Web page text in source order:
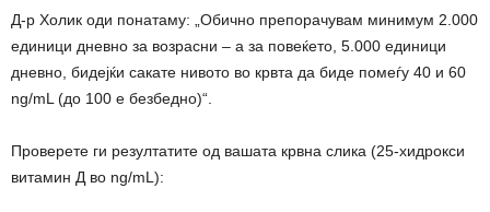
Д-р Холик оди понатаму: „Обично препорачувам минимум 2.000
единици дневно за возрасни – а за повеќето, 5.000 единици
дневно, бидејќи сакате нивото во крвта да биде помеѓу 40 и 60
ng/mL (до 100 е безбедно)“.
Проверете ги резултатите од вашата крвна слика (25-хидрокси
витамин Д во ng/mL):